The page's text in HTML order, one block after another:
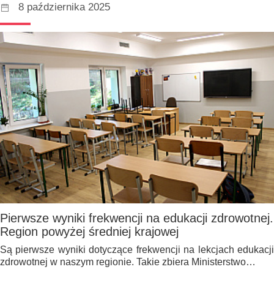
8 października 2025
Pierwsze wyniki frekwencji na edukacji zdrowotnej.
Region powyżej średniej krajowej
Są pierwsze wyniki dotyczące frekwencji na lekcjach edukacji
zdrowotnej w naszym regionie. Takie zbiera Ministerstwo…